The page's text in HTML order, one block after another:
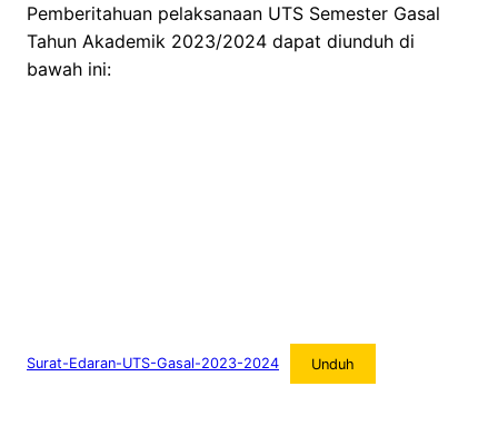
Pemberitahuan pelaksanaan UTS Semester Gasal
Tahun Akademik 2023/2024 dapat diunduh di
bawah ini:
Surat-Edaran-UTS-Gasal-2023-2024 Unduh